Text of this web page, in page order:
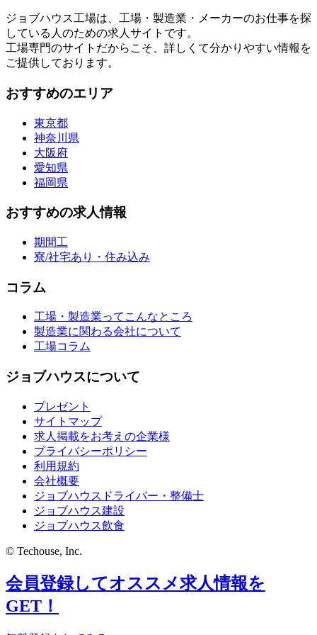
ジョブハウス工場は、工場・製造業・メーカーのお仕事を探
している人のための求人サイトです。
工場専門のサイトだからこそ、詳しくて分かりやすい情報を
ご提供しております。
おすすめのエリア
東京都
神奈川県
大阪府
愛知県
福岡県
おすすめの求人情報
期間工
寮/社宅あり・住み込み
コラム
工場・製造業ってこんなところ
製造業に関わる会社について
工場コラム
ジョブハウスについて
プレゼント
サイトマップ
求人掲載をお考えの企業様
プライバシーポリシー
利用規約
会社概要
ジョブハウスドライバー・整備士
ジョブハウス建設
ジョブハウス飲食
© Techouse, Inc.
会員登録してオススメ求人情報を
GET！